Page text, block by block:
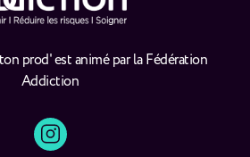
prod' est animé par la Fédération
Addiction